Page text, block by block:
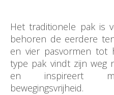
Het traditionele pak is
behoren de eerdere
en vier pasvormen tot
type pak vindt zijn weg
en inspireert
bewegingsvrijheid.